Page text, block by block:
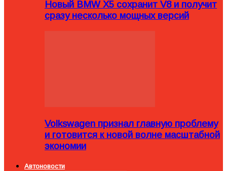
Новый BMW X5 сохранит V8 и получит
сразу несколько мощных версий
Volkswagen признал главную проблему
и готовится к новой волне масштабной
экономии
Автоновости